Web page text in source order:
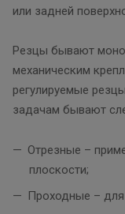
или задней
Резцы бывают
механическим
регулируемые
задачам бывают
Отрезные –
плоскости;
Проходные – для